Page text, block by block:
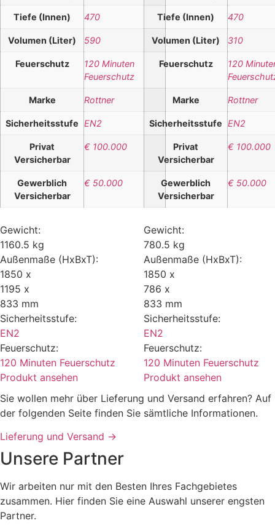
Tiefe (Innen) 470
Volumen (Liter) 590
Feuerschutz
120 Minuten
Feuerschutz
Marke Rottner
Sicherheitsstufe EN2
Privat
Versicherbar
€ 100.000
Gewerblich
Versicherbar
€ 50.000
Gewicht:
1160.5 kg
Außenmaße (HxBxT):
1850 x
1195 x
833 mm
Sicherheitsstufe:
EN2
Feuerschutz:
120 Minuten Feuerschutz
Produkt ansehen
Tiefe (Innen) 470
Volumen (Liter) 310
Feuerschutz
120
Marke Rottner
Sicherheitsstufe EN2
Privat
Versicherbar
€ 100.000
Gewerblich
Versicherbar
€ 50.000
Gewicht:
780.5 kg
Außenmaße (HxBxT):
1850 x
786 x
833 mm
Sicherheitsstufe:
EN2
Feuerschutz:
120 Minuten Feuerschutz
Produkt ansehen
Sie wollen mehr über Lieferung und Versand erfahren? Auf
der folgenden Seite finden Sie sämtliche Informationen.
Lieferung und Versand →
Unsere Partner
Wir arbeiten nur mit den Besten Ihres Fachgebietes
zusammen. Hier finden Sie eine Auswahl unserer engsten
Partner.